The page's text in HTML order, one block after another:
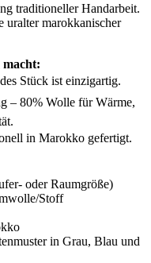
traditioneller Handarbeit.
uralter marokkanischer
macht:
Stück ist einzigartig.
– 80% Wolle für Wärme,
in Marokko gefertigt.
oder Raumgröße)
Stoff
in Grau, Blau und